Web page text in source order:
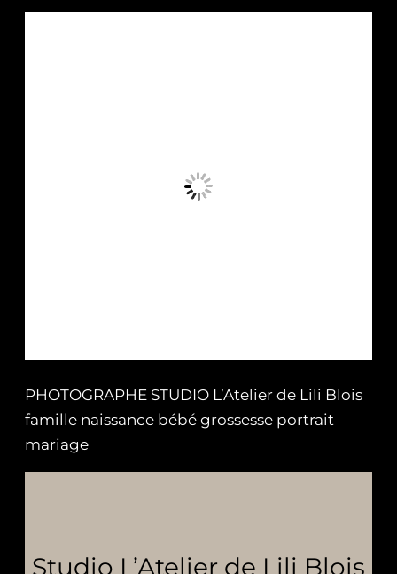
PHOTOGRAPHE STUDIO L’Atelier de Lili Blois
famille naissance bébé grossesse portrait
mariage
Studio L’Atelier de Lili Blois